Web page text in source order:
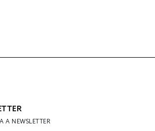
A NEWSLETTER